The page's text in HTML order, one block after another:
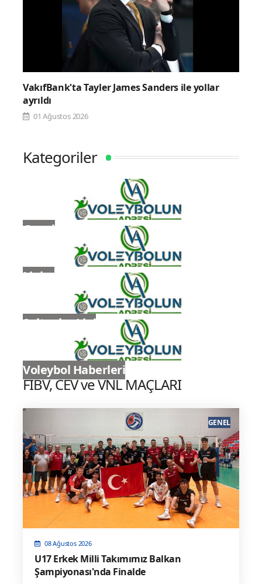
VakıfBank'ta Tayler James Sanders ile yollar
ayrıldı
01 Ağustos 2026
Kategoriler
Genel
Ligler
Sultanlar Ligi
Voleybol Haberleri
FIBV, CEV ve VNL MAÇLARI
08 Ağustos 2026
U17 Erkek Milli Takımımız Balkan
Şampiyonası'nda Finalde
GENEL